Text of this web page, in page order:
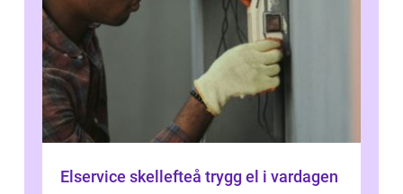
Elservice skellefteå trygg el i vardagen